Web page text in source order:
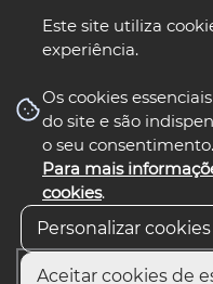
Este site utiliza
experiência.
Os cookies
do site e são
o seu
Para mais
cookies.
Personalizar cookies
Aceitar cookies de
nos